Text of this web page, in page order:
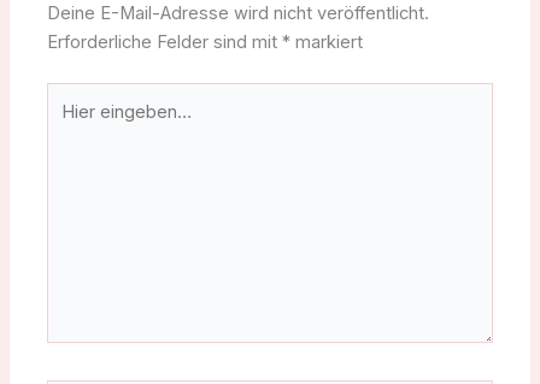
Deine E-Mail-Adresse wird nicht veröffentlicht.
Erforderliche Felder sind mit* markiert
eingeben…